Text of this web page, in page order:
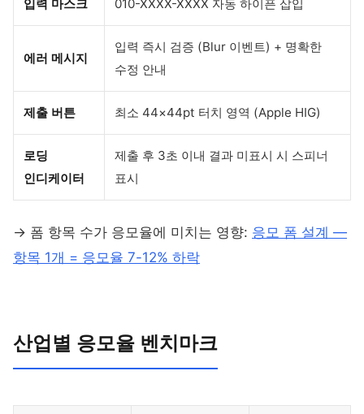
입력 마스크 010-XXXX-XXXX 자동 하이픈 삽입
에러 메시지
입력 즉시 검증 (Blur 이벤트) + 명확한
수정 안내
제출 버튼 최소 44×44pt 터치 영역 (Apple HIG)
로딩
인디케이터
제출 후 3초 이내 결과 미표시 시 스피너
표시
→ 폼 항목 수가 응모율에 미치는 영향: 응모 폼 설계 —
항목 1개 = 응모율 7-12% 하락
산업별 응모율 벤치마크